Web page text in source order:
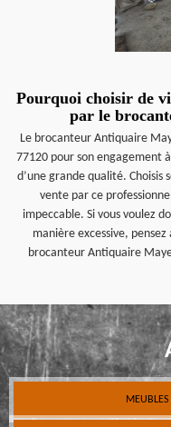
Pourquoi choisir de
par le
Le brocanteur Antiquaire
77120 pour son engagement
d’une grande qualité. Choisis
vente par ce
impeccable. Si vous voulez
manière excessive,
brocanteur Antiquaire